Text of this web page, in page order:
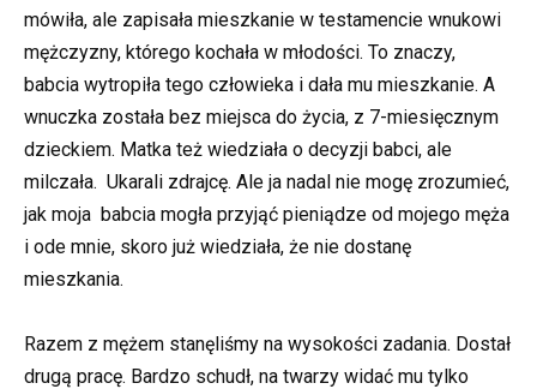
mówiła, ale zapisała mieszkanie w testamencie wnukowi
mężczyzny, którego kochała w młodości. To znaczy,
babcia wytropiła tego człowieka i dała mu mieszkanie. A
wnuczka została bez miejsca do życia, z 7-miesięcznym
dzieckiem. Matka też wiedziała o decyzji babci, ale
milczała. Ukarali zdrajcę. Ale ja nadal nie mogę zrozumieć,
jak moja babcia mogła przyjąć pieniądze od mojego męża
i ode mnie, skoro już wiedziała, że nie dostanę
mieszkania.
Razem z mężem stanęliśmy na wysokości zadania. Dostał
drugą pracę. Bardzo schudł, na twarzy widać mu tylko